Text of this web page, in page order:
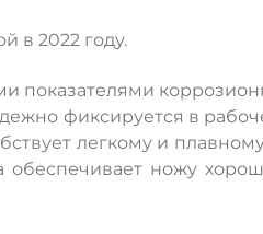
в 2022 году.
показателями
фиксируется в
легкому и
обеспечивает ножу